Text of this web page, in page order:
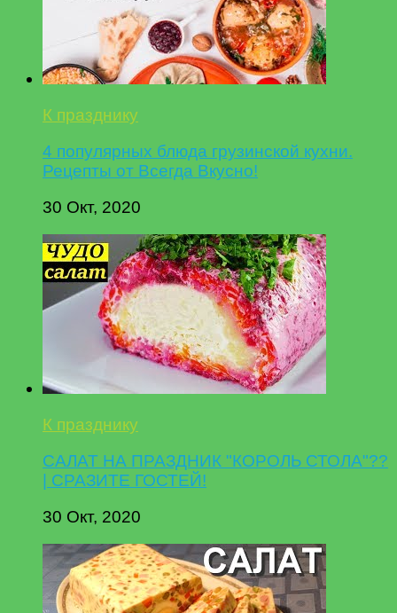
К празднику
4 популярных блюда грузинской кухни.
Рецепты от Всегда Вкусно!
30 Окт, 2020
К празднику
САЛАТ НА ПРАЗДНИК "КОРОЛЬ СТОЛА"??
| СРАЗИТЕ ГОСТЕЙ!
30 Окт, 2020